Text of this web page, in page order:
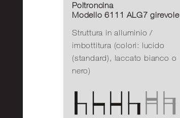
Poltroncina
Modello 6111 ALG7 girevole
Struttura in alluminio /
imbottitura (colori: lucido
(standard), laccato bianco o
nero)